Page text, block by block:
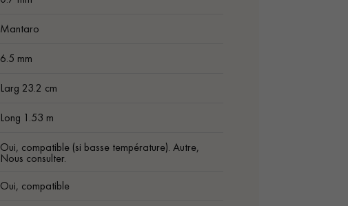
Mantaro
6.5 mm
Larg 23.2 cm
Long 1.53 m
Oui, compatible (si basse température). Autre,
Nous consulter.
Oui, compatible